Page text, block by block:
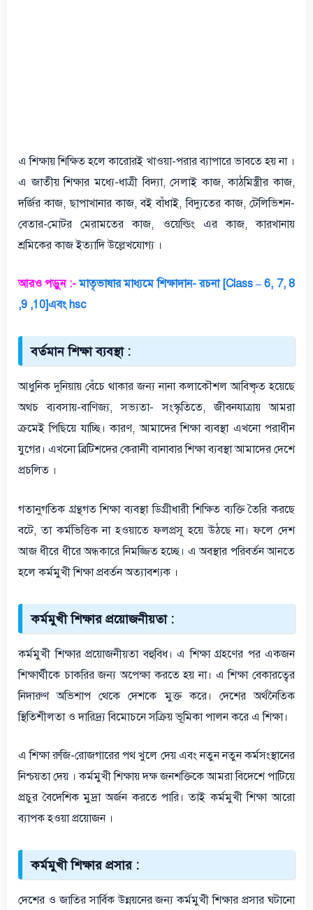
এ শিক্ষায় শিক্ষিত হলে কারোরই খাওয়া-পরার ব্যাপারে ভাবতে হয় না ।
এ জাতীয় শিক্ষার মধ্যে-ধাত্রী বিদ্যা, সেলাই কাজ, কাঠমিস্ত্রীর কাজ,
দর্জির কাজ, ছাপাখানার কাজ, বই বাঁধাই, বিদ্যুতের কাজ, টেলিভিশন-
বেতার-মোটর মেরামতের কাজ, ওয়েল্ডিং এর কাজ, কারখানায়
শ্রমিকের কাজ ইত্যাদি উল্লেখযোগ্য ।
আরও পড়ুন :- মাতৃভাষার মাধ্যমে শিক্ষাদান- রচনা [Class – 6, 7, 8
,9 ,10]এবং hsc
বর্তমান শিক্ষা ব্যবস্থা :
আধুনিক দুনিয়ায় বেঁচে থাকার জন্য নানা কলাকৌশল আবিষ্কৃত হয়েছে
অথচ ব্যবসায়-বাণিজ্য, সভ্যতা- সংস্কৃতিতে, জীবনযাত্রায় আমরা
ক্রমেই পিছিয়ে যাচ্ছি। কারণ, আমাদের শিক্ষা ব্যবস্থা এখনো পরাধীন
যুগের। এখনো ব্রিটিশদের কেরানী বানাবার শিক্ষা ব্যবস্থা আমাদের দেশে
প্রচলিত ।
গতানুগতিক গ্রন্থগত শিক্ষা ব্যবস্থা ডিগ্রীধারী শিক্ষিত ব্যক্তি তৈরি করছে
বটে, তা কর্মভিত্তিক না হওয়াতে ফলপ্রসূ হয়ে উঠছে না। ফলে দেশ
আজ ধীরে ধীরে অন্ধকারে নিমজ্জিত হচ্ছে। এ অবস্থার পরিবর্তন আনতে
হলে কর্মমুখী শিক্ষা প্রবর্তন অত্যাবশ্যক ।
কর্মমুখী শিক্ষার প্রয়োজনীয়তা :
কর্মমুখী শিক্ষার প্রয়োজনীয়তা বহুবিধ। এ শিক্ষা গ্রহণের পর একজন
শিক্ষার্থীকে চাকরির জন্য অপেক্ষা করতে হয় না। এ শিক্ষা বেকারত্বের
নিদারুণ অভিশাপ থেকে দেশকে মুক্ত করে। দেশের অর্থনৈতিক
স্থিতিশীলতা ও দারিদ্র্য বিমোচনে সক্রিয় ভূমিকা পালন করে এ শিক্ষা।
এ শিক্ষা রুজি-রোজগারের পথ খুলে দেয় এবং নতুন নতুন কর্মসংস্থানের
নিশ্চয়তা দেয় । কর্মমুখী শিক্ষায় দক্ষ জনশক্তিকে আমরা বিদেশে পাটিয়ে
প্রচুর বৈদেশিক মুদ্রা অর্জন করতে পারি। তাই কর্মমুখী শিক্ষা আরো
ব্যাপক হওয়া প্রয়োজন ।
কর্মমুখী শিক্ষার প্রসার :
দেশের ও জাতির সার্বিক উন্নয়নের জন্য কর্মমুখী শিক্ষার প্রসার ঘটানো